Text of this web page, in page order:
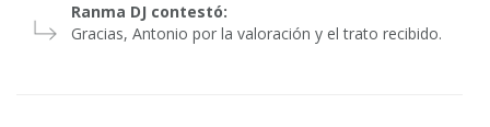
Ranma DJ contestó:
Gracias, Antonio por la valoración y el trato recibido.